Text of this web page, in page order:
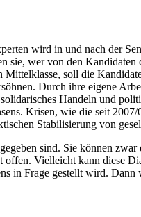
wird in und nach der
sie, wer von den
soll die
Durch ihre eigene
Handeln und
Krisen, wie die seit
Stabilisierung von
sind. Sie können zwar
offen. Vielleicht kann diese
in Frage gestellt wird. Dann